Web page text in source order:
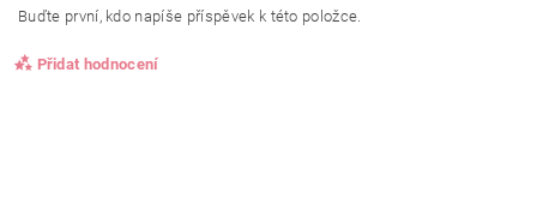
Buďte první, kdo napíše příspěvek k této položce.
Přidat hodnocení